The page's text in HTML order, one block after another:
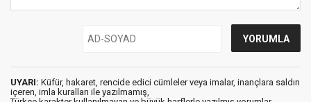
UYARI: Küfür, hakaret, rencide edici cümleler veya imalar, inançlara saldırı
içeren, imla kuralları ile yazılmamış,